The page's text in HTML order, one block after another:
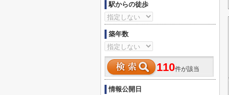
駅からの徒歩
築年数
110件が該当
情報公開日